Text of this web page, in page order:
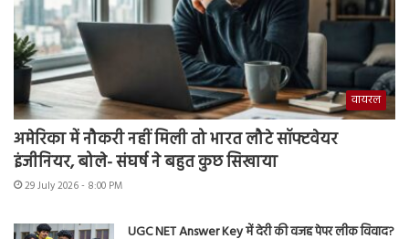
वायरल
अमेरिका में नौकरी नहीं मिली तो भारत लौटे सॉफ्टवेयर
इंजीनियर, बोले- संघर्ष ने बहुत कुछ सिखाया
29 July 2026 - 8:00 PM
UGC NET Answer Key में देरी की वजह पेपर लीक विवाद?